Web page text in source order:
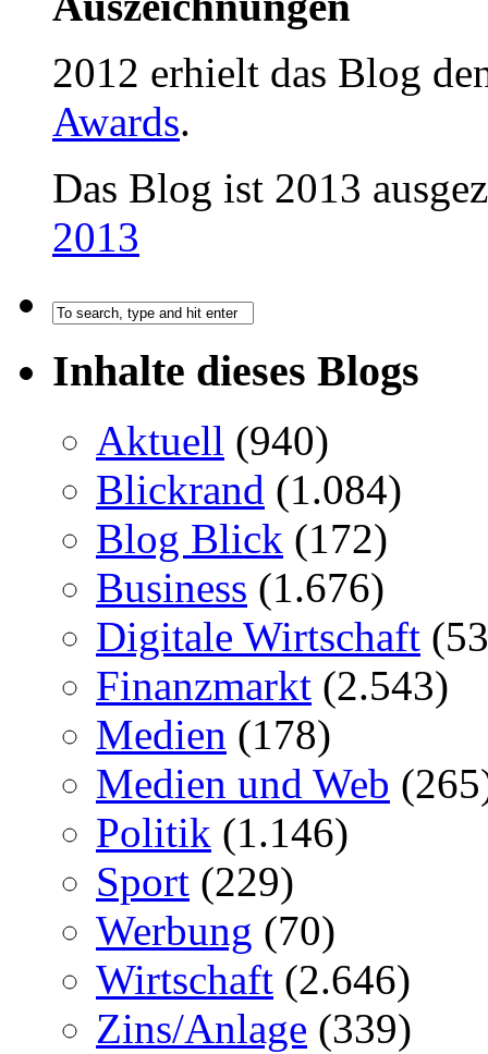
2012 erhielt das Blog
Awards.
Das Blog ist 2013
2013
Inhalte dieses Blogs
Aktuell (940)
Blickrand (1.084)
Blog Blick (172)
Business (1.676)
Digitale Wirtschaft
Finanzmarkt (2.543)
Medien (178)
Medien und Web
Politik (1.146)
Sport (229)
Werbung (70)
Wirtschaft (2.646)
Zins/Anlage (339)